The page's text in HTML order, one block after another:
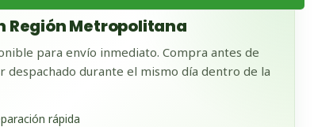
Región Metropolitana
para envío inmediato. Compra antes de
despachado durante el mismo día dentro de la
rápida